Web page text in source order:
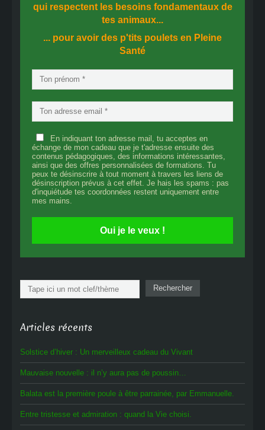
qui respectent les besoins fondamentaux de
tes animaux...
... pour avoir des p'tits poulets en Pleine
Santé
En indiquant ton adresse mail, tu acceptes en
échange de mon cadeau que je t'adresse ensuite des
contenus pédagogiques, des informations intéressantes,
ainsi que des offres personnalisées de formations. Tu
peux te désinscrire à tout moment à travers les liens de
désinscription prévus à cet effet. Je hais les spams : pas
d'inquiétude tes coordonnées restent uniquement entre
mes mains.
Oui je le veux !
Rechercher Rechercher
Articles récents
Solstice d’hiver : Un merveilleux cadeau du Vivant
Mauvaise nouvelle : il n’y aura pas de poussin…
Balata est la première poule à être parrainée, par Emmanuelle.
Entre tristesse et admiration : quand la Vie choisi.